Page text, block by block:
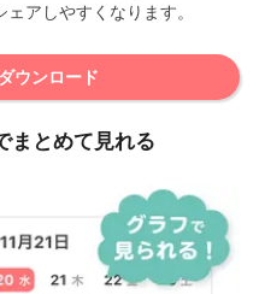
アしやすくなります。
ウンロード
まとめて見れる